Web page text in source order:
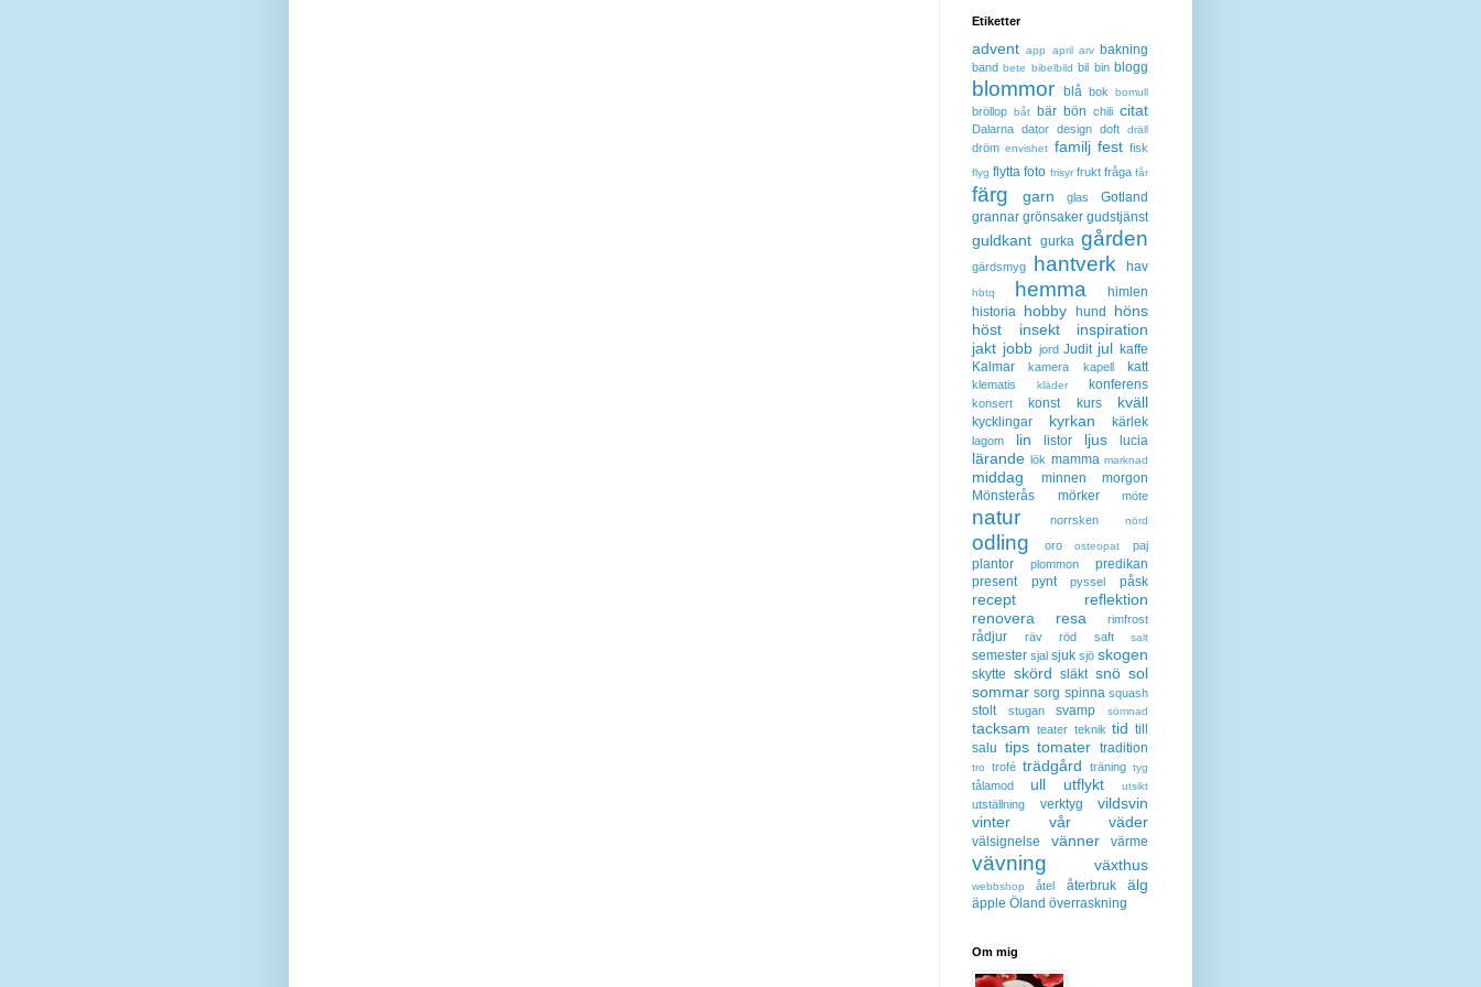
Etiketter
advent app april arv bakning
band bete bibelbild bil bin blogg
blommor blå bok bomull
bröllop båt bär bön chili citat
Dalarna dator design doft dräll
dröm envishet familj fest fisk
flyg flytta foto frisyr frukt fråga får
färg garn glas
Gotland
grannar grönsaker gudstjänst
guldkant gurka gården
gärdsmyg hantverk hav
hbtq hemma
himlen
historia hobby hund
höns
höst
insekt
inspiration
jakt jobb jord Judit jul kaffe
Kalmar
kamera kapell katt
klematis kläder konferens
konsert konst kurs kväll
kycklingar kyrkan kärlek
lagom lin listor ljus lucia
lärande lök mamma marknad
middag minnen
morgon
Mönsterås
mörker möte
natur norrsken nörd
odling oro osteopat paj
plantor plommon
predikan
present
pynt pyssel påsk
recept
reflektion
renovera
resa rimfrost
rådjur räv röd saft salt
semester sjal sjuk sjö skogen
skytte skörd släkt snö sol
sommar sorg spinna squash
stolt stugan svamp sömnad
tacksam teater teknik tid till
salu tips tomater tradition
tro trofé trädgård träning tyg
tålamod ull utflykt utsikt
utställning verktyg
vildsvin
vinter
vår väder
välsignelse vänner värme
vävning växthus
webbshop åtel återbruk älg
äpple Öland överraskning
Om mig